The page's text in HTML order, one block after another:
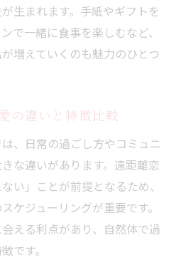
生まれます。手紙やギフトを
で一緒に食事を楽しむなど、
増えていくのも魅力のひとつ
の違いと特徴比較
、日常の過ごし方やコミュニ
な違いがあります。遠距離恋
い」ことが前提となるため、
ケジューリングが重要です。
える利点があり、自然体で過
です。